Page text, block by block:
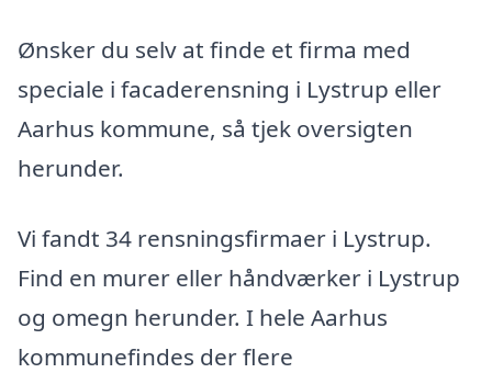
Ønsker du selv at finde et firma med
speciale i facaderensning i Lystrup eller
Aarhus kommune, så tjek oversigten
herunder.
Vi fandt 34 rensningsfirmaer i Lystrup.
Find en murer eller håndværker i Lystrup
og omegn herunder. I hele Aarhus
kommunefindes der flere